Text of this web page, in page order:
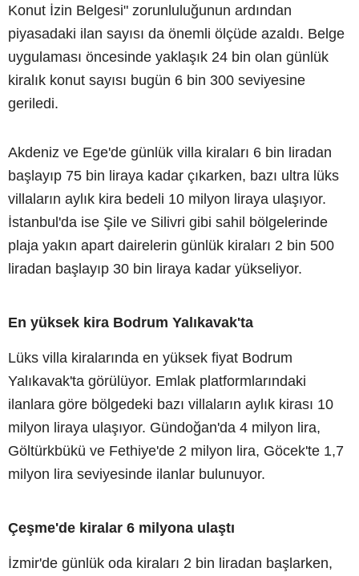
Konut İzin Belgesi" zorunluluğunun ardından
piyasadaki ilan sayısı da önemli ölçüde azaldı. Belge
uygulaması öncesinde yaklaşık 24 bin olan günlük
kiralık konut sayısı bugün 6 bin 300 seviyesine
geriledi.
Akdeniz ve Ege'de günlük villa kiraları 6 bin liradan
başlayıp 75 bin liraya kadar çıkarken, bazı ultra lüks
villaların aylık kira bedeli 10 milyon liraya ulaşıyor.
İstanbul'da ise Şile ve Silivri gibi sahil bölgelerinde
plaja yakın apart dairelerin günlük kiraları 2 bin 500
liradan başlayıp 30 bin liraya kadar yükseliyor.
En yüksek kira Bodrum Yalıkavak'ta
Lüks villa kiralarında en yüksek fiyat Bodrum
Yalıkavak'ta görülüyor. Emlak platformlarındaki
ilanlara göre bölgedeki bazı villaların aylık kirası 10
milyon liraya ulaşıyor. Gündoğan'da 4 milyon lira,
Göltürkbükü ve Fethiye'de 2 milyon lira, Göcek'te 1,7
milyon lira seviyesinde ilanlar bulunuyor.
Çeşme'de kiralar 6 milyona ulaştı
İzmir'de günlük oda kiraları 2 bin liradan başlarken,